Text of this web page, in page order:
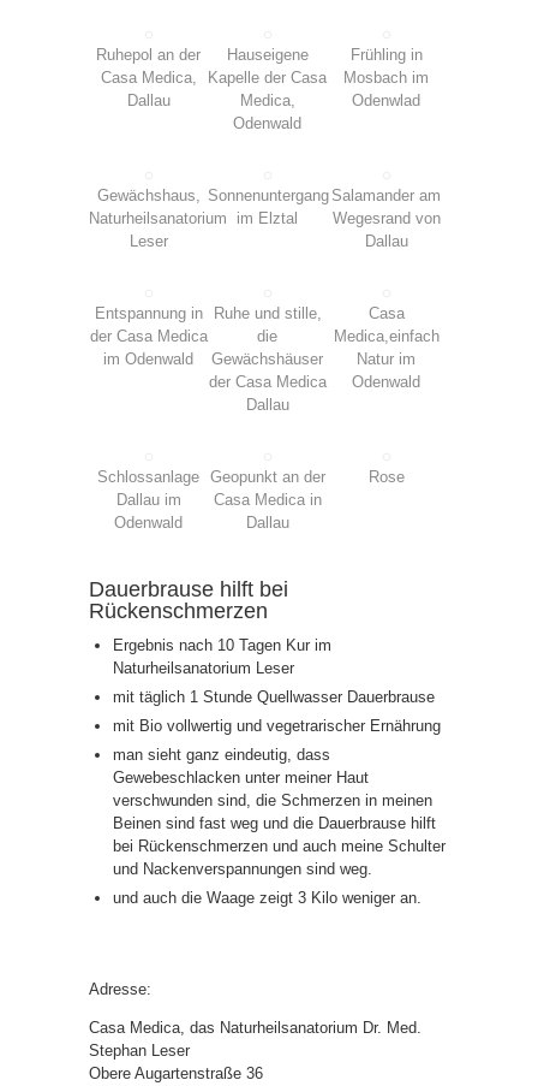
Ruhepol an der
Casa Medica,
Dallau
Hauseigene
Kapelle der Casa
Medica,
Odenwald
Frühling in
Mosbach im
Odenwlad
Gewächshaus,
Naturheilsanatorium
Leser
Sonnenuntergang
im Elztal
Salamander am
Wegesrand von
Dallau
Entspannung in
der Casa Medica
im Odenwald
Ruhe und stille,
die
Gewächshäuser
der Casa Medica
Dallau
Casa
Medica,einfach
Natur im
Odenwald
Schlossanlage
Dallau im
Odenwald
Geopunkt an der
Casa Medica in
Dallau
Rose
Dauerbrause hilft bei
Rückenschmerzen
Ergebnis nach 10 Tagen Kur im
Naturheilsanatorium Leser
mit täglich 1 Stunde Quellwasser Dauerbrause
mit Bio vollwertig und vegetrarischer Ernährung
man sieht ganz eindeutig, dass
Gewebeschlacken unter meiner Haut
verschwunden sind, die Schmerzen in meinen
Beinen sind fast weg und die Dauerbrause hilft
bei Rückenschmerzen und auch meine Schulter
und Nackenverspannungen sind weg.
und auch die Waage zeigt 3 Kilo weniger an.
Adresse:
Casa Medica, das Naturheilsanatorium Dr. Med.
Stephan Leser
Obere Augartenstraße 36